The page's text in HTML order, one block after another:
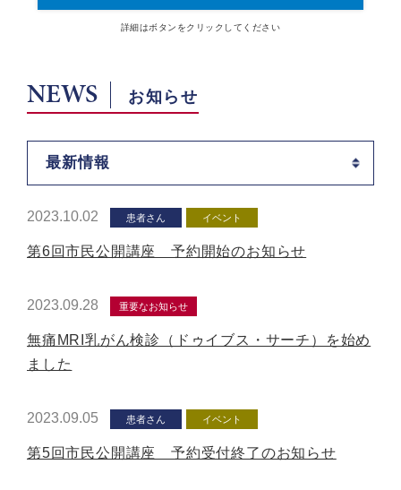
詳細はボタン をクリックしてください
NEWS お知らせ
最新情報
2023.10.02 患者さん イベント
第6回市民公開講座 予約開始のお知らせ
2023.09.28 重要なお知らせ
無痛MRI乳がん検診（ドゥイブス・サーチ）を始め
ました
2023.09.05 患者さん イベント
第5回市民公開講座 予約受付終了のお知らせ